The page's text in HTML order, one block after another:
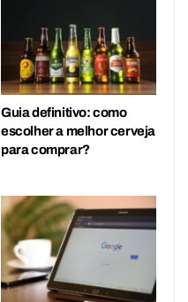
Guia definitivo: como
escolher a melhor cerveja
para comprar?